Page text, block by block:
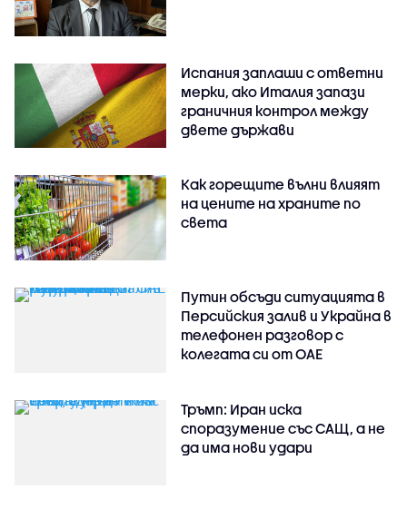
Испания заплаши с ответни
мерки, ако Италия запази
граничния контрол между
двете държави
Как горещите вълни влияят
на цените на храните по
света
Путин обсъди ситуацията в
Персийския залив и Украйна в
телефонен разговор с
колегата си от ОАЕ
Тръмп: Иран иска
споразумение със САЩ, а не
да има нови удари